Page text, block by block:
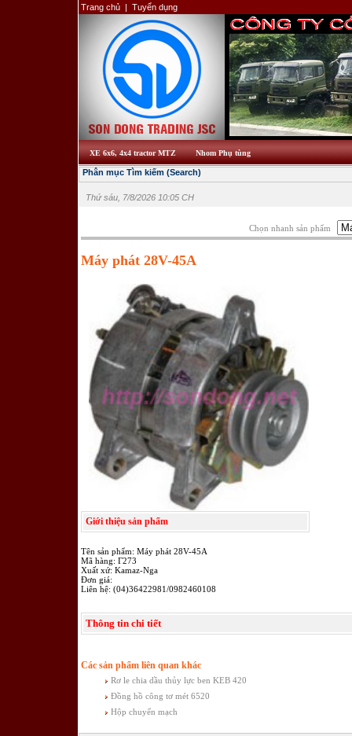
Trang chủ | Tuyển dụng
XE 6x6, 4x4 tractor MTZ Nhom Phụ tùng
Phân mục Tìm kiếm (Search)
Thứ sáu, 7/8/2026 10:05 CH
Chọn nhanh sản phẩm
Máy phát 28V-45A
Giới thiệu sản phẩm
Tên sản phẩm: Máy phát 28V-45A
Mã hàng: Г273
Xuất xứ: Kamaz-Nga
Đơn giá:
Liên hệ: (04)36422981/0982460108
Thông tin chi tiết
Các sản phẩm liên quan khác
Rơ le chia dầu thủy lực ben KEB 420
Đồng hồ công tơ mét 6520
Hộp chuyển mạch